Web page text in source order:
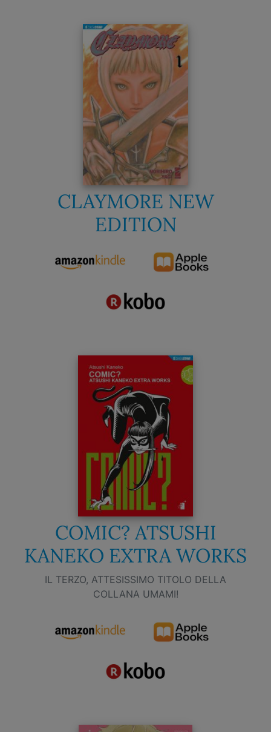
CLAYMORE NEW
EDITION
COMIC? ATSUSHI
KANEKO EXTRA WORKS
IL TERZO, ATTESISSIMO TITOLO DELLA
COLLANA UMAMI!